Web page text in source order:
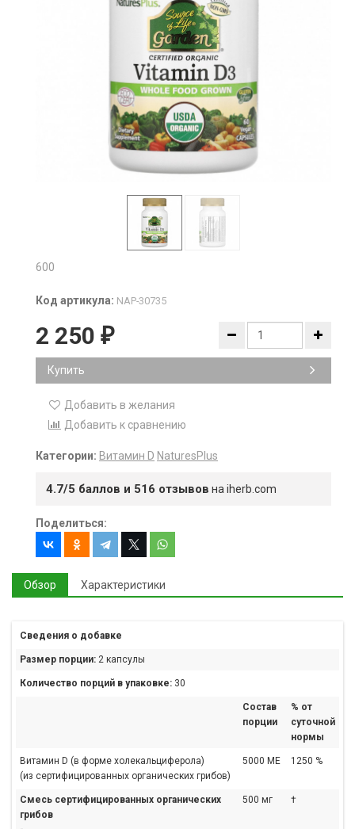
600
Код артикула: NAP-30735
2 250 ₽
Купить
Добавить в желания
Добавить к сравнению
Категории: Витамин D NaturesPlus
4.7/5 баллов и 516 отзывов на iherb.com
Поделиться:
Обзор Характеристики
Сведения о добавке
Размер порции: 2 капсулы
Количество порций в упаковке: 30
Состав
порции
% от
суточной
нормы
Витамин D (в форме холекальциферола)
(из сертифицированных органических грибов)
5000 МЕ 1250 %
Смесь сертифицированных органических
грибов
500 мг †